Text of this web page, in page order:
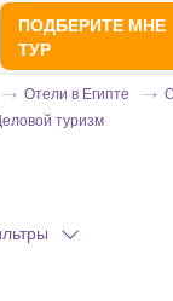
ПОДБЕРИТЕ МНЕ
ТУР
Отели в Египте
туризм